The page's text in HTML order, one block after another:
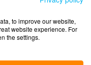
to improve our website,
website experience. For
the settings.